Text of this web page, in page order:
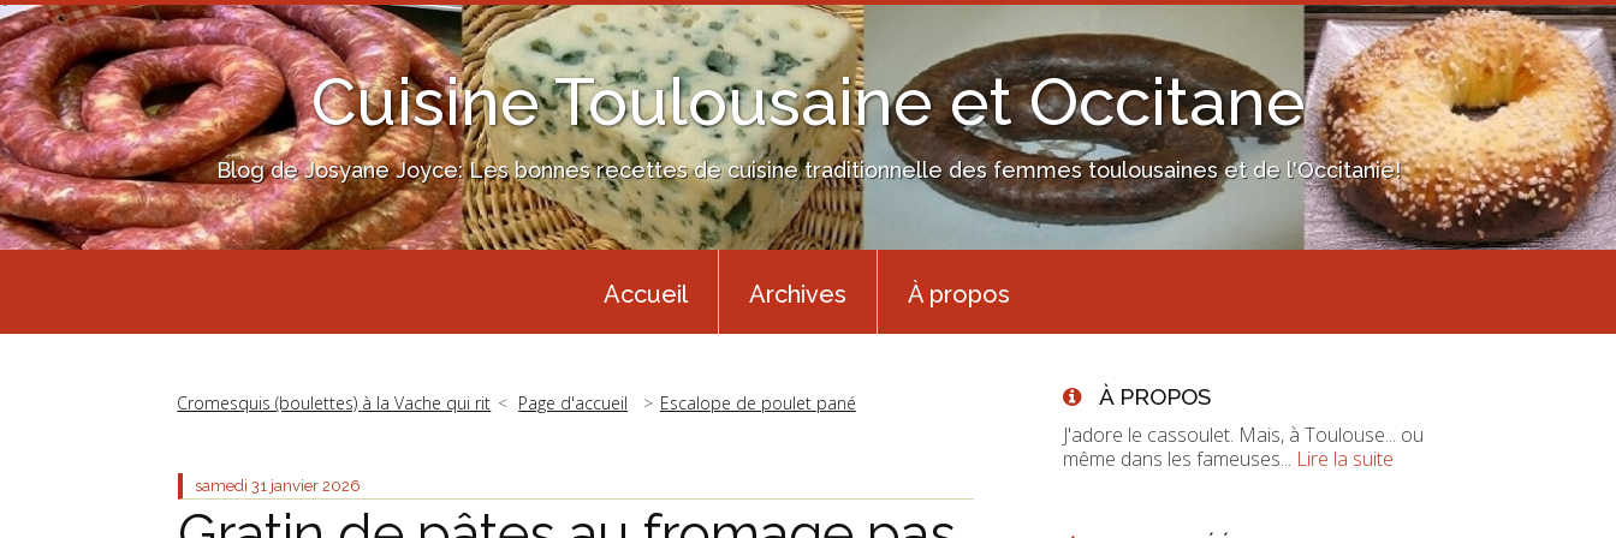
Cuisine Toulousaine et Occitane
Blog de Josyane Joyce: Les bonnes recettes de cuisine traditionnelle des femmes toulousaines et de l'Occitanie!
Accueil Archives À propos
Cromesquis (boulettes) à la Vache qui rit Page d'accueil Escalope de poulet pané
samedi 31 janvier 2026
À PROPOS
J'adore le cassoulet. Mais, à Toulouse... ou
même dans les fameuses... Lire la suite